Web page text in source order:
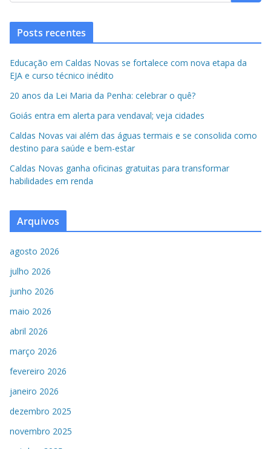
Posts recentes
Educação em Caldas Novas se fortalece com nova etapa da
EJA e curso técnico inédito
20 anos da Lei Maria da Penha: celebrar o quê?
Goiás entra em alerta para vendaval; veja cidades
Caldas Novas vai além das águas termais e se consolida como
destino para saúde e bem-estar
Caldas Novas ganha oficinas gratuitas para transformar
habilidades em renda
Arquivos
agosto 2026
julho 2026
junho 2026
maio 2026
abril 2026
março 2026
fevereiro 2026
janeiro 2026
dezembro 2025
novembro 2025